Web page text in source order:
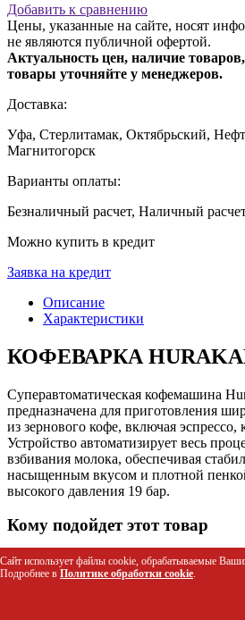
Добавить к сравнению
Цены, указанные на сайте, носят
не являются публичной офертой.
Актуальность цен, наличие
товары уточняйте у менеджеров.
Доставка:
Уфа, Стерлитамак, Октябрьский,
Магнитогорск
Варианты оплаты:
Безналичный расчет, Наличный
Можно купить в кредит
Заявка на кредит
Описание
Характеристики
КОФЕВАРКА
Суперавтоматическая кофемашина
предназначена для приготовления
из зернового кофе, включая эспрессо,
Устройство автоматизирует весь
взбивания молока, обеспечивая
насыщенным вкусом и плотной
высокого давления 19 бар.
Кому подойдет этот товар
Домашним ценителям кофе,
напитки кафе-уровня без
Сайт использует файлы cookie, обрабатываемые
Подробнее в Политике обработки cookie.